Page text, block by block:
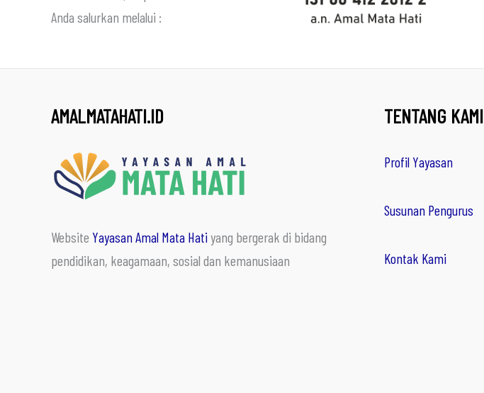
Anda salurkan melalui :
AMALMATAHATI.ID
Website Yayasan Amal Mata Hatiyang bergerak di bidang
pendidikan, keagamaan, sosial dan kemanusiaan
TENTANG KAMI
Profil Yayasan
Susunan Pengurus
Kontak Kami